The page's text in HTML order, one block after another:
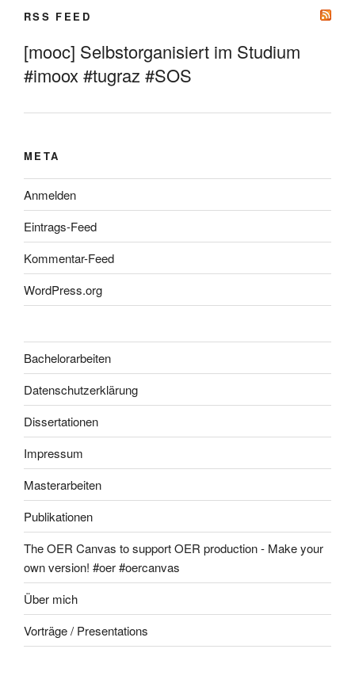
RSS FEED
[mooc] Selbstorganisiert im Studium
#imoox #tugraz #SOS
META
Anmelden
Eintrags-Feed
Kommentar-Feed
WordPress.org
Bachelorarbeiten
Datenschutzerklärung
Dissertationen
Impressum
Masterarbeiten
Publikationen
The OER Canvas to support OER production - Make your
own version! #oer #oercanvas
Über mich
Vorträge / Presentations